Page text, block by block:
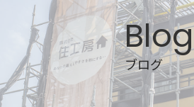
Blog
ブログ